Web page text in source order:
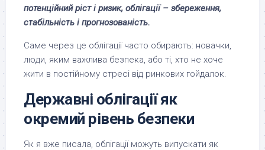
потенційний ріст і ризик, облігації – збереження,
стабільність і прогнозованість.
Саме через це облігації часто обирають: новачки,
люди, яким важлива безпека, або ті, хто не хоче
жити в постійному стресі від ринкових гойдалок.
Державні облігації як
окремий рівень безпеки
Як я вже писала, облігації можуть випускати як